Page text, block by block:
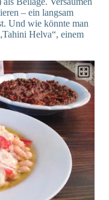
– ein langsam
Und wie könnte man
Helva“, einem